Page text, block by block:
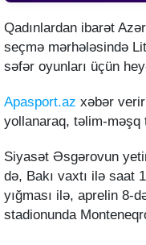
Qadınlardan ibarət
seçmə mərhələsində
səfər oyunları üçün
Apasport.az xəbər verir
yollanaraq, təlim-məşq
Siyasət Əsgərovun
də, Bakı vaxtı ilə saat
yığması ilə, aprelin 8-
stadionunda